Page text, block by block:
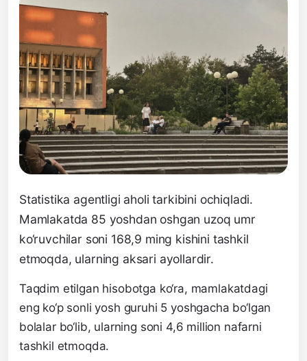
Statistika agentligi aholi tarkibini ochiqladi.
Mamlakatda 85 yoshdan oshgan uzoq umr
ko‘ruvchilar soni 168,9 ming kishini tashkil
etmoqda, ularning aksari ayollardir.
Taqdim etilgan hisobotga ko‘ra, mamlakatdagi
eng ko‘p sonli yosh guruhi 5 yoshgacha bo‘lgan
bolalar bo‘lib, ularning soni 4,6 million nafarni
tashkil etmoqda.